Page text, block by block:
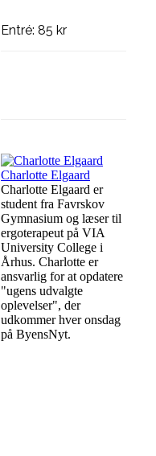
Entré: 85 kr
Charlotte Elgaard
Charlotte Elgaard er
student fra Favrskov
Gymnasium og læser til
ergoterapeut på VIA
University College i
Århus. Charlotte er
ansvarlig for at opdatere
"ugens udvalgte
oplevelser", der
udkommer hver onsdag
på ByensNyt.